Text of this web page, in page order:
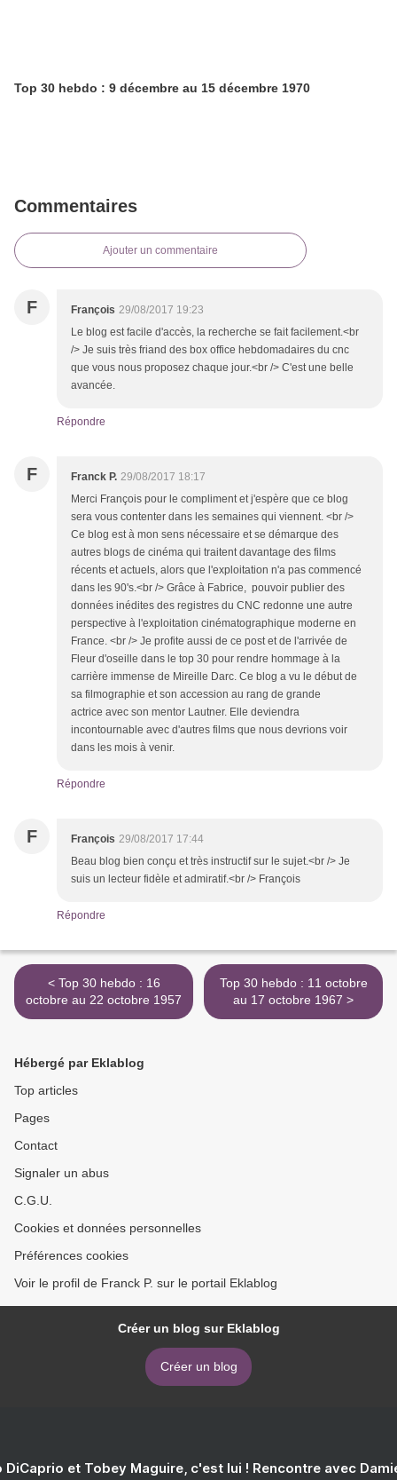
Top 30 hebdo : 9 décembre au 15 décembre 1970
Commentaires
Ajouter un commentaire
F François 29/08/2017 19:23
Le blog est facile d'accès, la recherche se fait facilement.<br
/> Je suis très friand des box office hebdomadaires du cnc
que vous nous proposez chaque jour.<br /> C'est une belle
avancée.
Répondre
F Franck P. 29/08/2017 18:17
Merci François pour le compliment et j'espère que ce blog
sera vous contenter dans les semaines qui viennent. <br />
Ce blog est à mon sens nécessaire et se démarque des
autres blogs de cinéma qui traitent davantage des films
récents et actuels, alors que l'exploitation n'a pas commencé
dans les 90's.<br /> Grâce à Fabrice, pouvoir publier des
données inédites des registres du CNC redonne une autre
perspective à l'exploitation cinématographique moderne en
France. <br /> Je profite aussi de ce post et de l'arrivée de
Fleur d'oseille dans le top 30 pour rendre hommage à la
carrière immense de Mireille Darc. Ce blog a vu le début de
sa filmographie et son accession au rang de grande
actrice avec son mentor Lautner. Elle deviendra
incontournable avec d'autres films que nous devrions voir
dans les mois à venir.
Répondre
F François 29/08/2017 17:44
Beau blog bien conçu et très instructif sur le sujet.<br /> Je
suis un lecteur fidèle et admiratif.<br /> François
Répondre
< Top 30 hebdo : 16
octobre au 22 octobre 1957
Top 30 hebdo : 11 octobre
au 17 octobre 1967 >
Hébergé par Eklablog
Top articles
Pages
Contact
Signaler un abus
C.G.U.
Cookies et données personnelles
Préférences cookies
Voir le profil de Franck P. sur le portail Eklablog
Créer un blog sur Eklablog
Créer un blog
DiCaprio et Tobey Maguire, c'est lui ! Rencontre avec